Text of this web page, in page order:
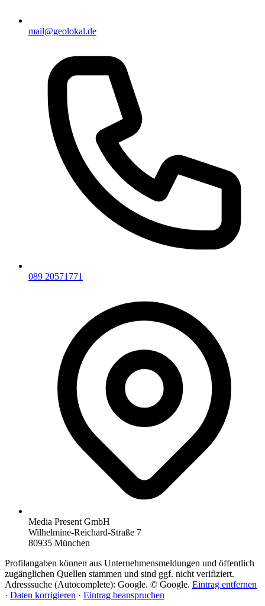
mail@geolokal.de
089 20571771
Media Present GmbH
Wilhelmine-Reichard-Straße 7
80935 München
Profilangaben können aus Unternehmensmeldungen und öffentlich
zugänglichen Quellen stammen und sind ggf. nicht verifiziert.
Adresssuche (Autocomplete): Google. © Google. Eintrag entfernen
· Daten korrigieren · Eintrag beanspruchen